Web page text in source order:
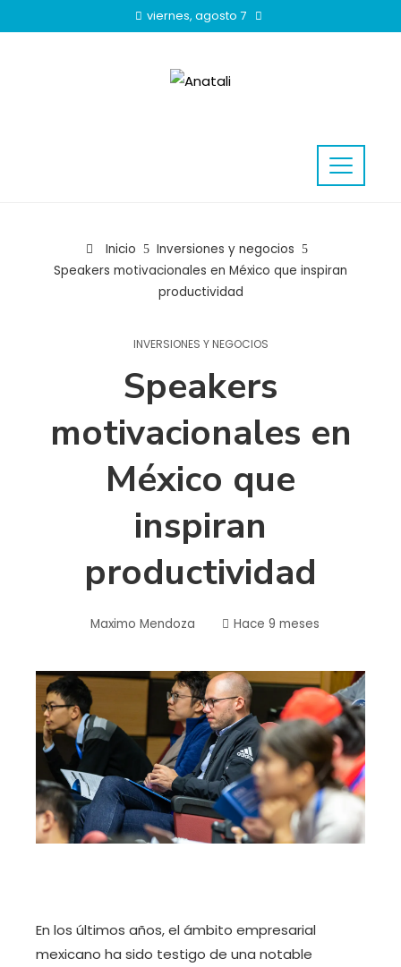
viernes, agosto 7
Inicio
Inversiones y negocios
Speakers motivacionales en México que inspiran
productividad
INVERSIONES Y NEGOCIOS
Speakers
motivacionales en
México que
inspiran
productividad
Maximo Mendoza Hace 9 meses
En los últimos años, el ámbito empresarial
mexicano ha sido testigo de una notable